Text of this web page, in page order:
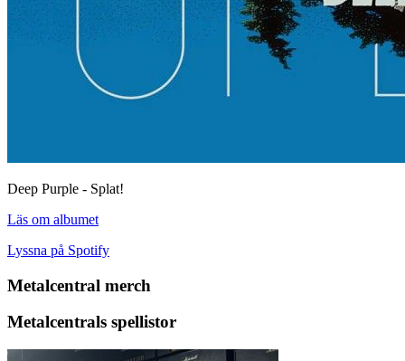
Deep Purple - Splat!
Läs om albumet
Lyssna på Spotify
Metalcentral merch
Metalcentrals spellistor